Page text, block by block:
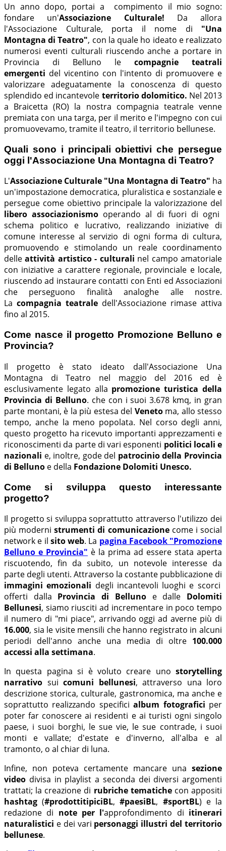
Un anno dopo, portai a compimento il mio sogno:
fondare un'Associazione Culturale! Da allora
l'Associazione Culturale, porta il nome di "Una
Montagna di Teatro", con la quale ho ideato e realizzato
numerosi eventi culturali riuscendo anche a portare in
Provincia di Belluno le compagnie teatrali
emergenti del vicentino con l'intento di promuovere e
valorizzare adeguatamente la conoscenza di questo
splendido ed incantevole territorio dolomitico. Nel 2013
a Braicetta (RO) la nostra compagnia teatrale venne
premiata con una targa, per il merito e l'impegno con cui
promuovevamo, tramite il teatro, il territorio bellunese.
Quali sono i principali obiettivi che persegue
oggi l'Associazione Una Montagna di Teatro?
L'Associazione Culturale "Una Montagna di Teatro" ha
un'impostazione democratica, pluralistica e sostanziale e
persegue come obiettivo principale la valorizzazione del
libero associazionismo operando al di fuori di ogni
schema politico e lucrativo, realizzando iniziative di
comune interesse al servizio di ogni forma di cultura,
promuovendo e stimolando un reale coordinamento
delleattività artistico - culturali nel campo amatoriale
con iniziative a carattere regionale, provinciale e locale,
riuscendo ad instaurare contatti con Enti ed Associazioni
che perseguono finalità analoghe alle nostre.
La compagnia teatrale dell'Associazione rimase attiva
fino al 2015.
Come nasce il progetto Promozione Belluno e
Provincia?
Il progetto è stato ideato dall'Associazione Una
Montagna di Teatro nel maggio del 2016 ed è
esclusivamente legato alla promozione turistica della
Provincia di Belluno. che con i suoi 3.678 kmq, in gran
parte montani, è la più estesa del Venetoma, allo stesso
tempo, anche la meno popolata. Nel corso degli anni,
questo progetto ha ricevuto importanti apprezzamenti e
riconoscimenti da parte di vari esponenti politici locali e
nazionali e, inoltre, gode del patrocinio della Provincia
di Belluno e della Fondazione Dolomiti Unesco.
Come si sviluppa questo interessante
progetto?
Il progetto si sviluppa soprattutto attraverso l'utilizzo dei
più modernistrumenti di comunicazionecome i social
network e il sito web. La pagina Facebook "Promozione
Belluno e Provincia" è la prima ad essere stata aperta
riscuotendo, fin da subito, un notevole interesse da
parte degli utenti. Attraverso la costante pubblicazione di
immagini emozionali degli incantevoli luoghi e scorci
offerti dalla Provincia di Bellunoe dalle Dolomiti
Bellunesi, siamo riusciti ad incrementare in poco tempo
il numero di "mi piace", arrivando oggi ad averne più di
16.000, sia le visite mensili che hanno registrato in alcuni
periodi dell'anno anche una media di oltre 100.000
accessi alla settimana.
In questa pagina si è voluto creare uno storytelling
narrativo sui comuni bellunesi, attraverso una loro
descrizione storica, culturale, gastronomica, ma anche e
soprattutto realizzando specificialbum fotografici per
poter far conoscere ai residenti e ai turisti ogni singolo
paese, i suoi borghi, le sue vie, le sue contrade, i suoi
monti e vallate; d'estate e d'inverno, all'alba e al
tramonto, o al chiar di luna.
Infine, non poteva certamente mancare una sezione
video divisa in playlist a seconda dei diversi argomenti
trattati; la creazione di rubriche tematichecon appositi
hashtag (#prodottitipiciBL,#paesiBL, #sportBL) e la
redazione di note per l'approfondimento di itinerari
naturalistici e dei vari personaggi illustri del territorio
bellunese.